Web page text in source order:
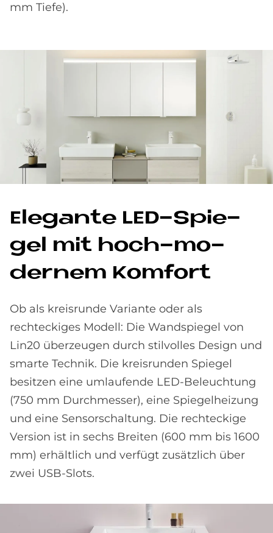
mm Tiefe).
Ele­gan­te LED-Spie­
gel mit hoch-mo­
der­nem Kom­fort
Ob als kreisrunde Variante oder als
rechteckiges Modell: Die Wandspiegel von
Lin20 überzeugen durch stilvolles Design und
smarte Technik. Die kreisrunden Spiegel
besitzen eine umlaufende LED-Beleuchtung
(750 mm Durchmesser), eine Spiegelheizung
und eine Sensorschaltung. Die rechteckige
Version ist in sechs Breiten (600 mm bis 1600
mm) erhältlich und verfügt zusätzlich über
zwei USB-Slots.